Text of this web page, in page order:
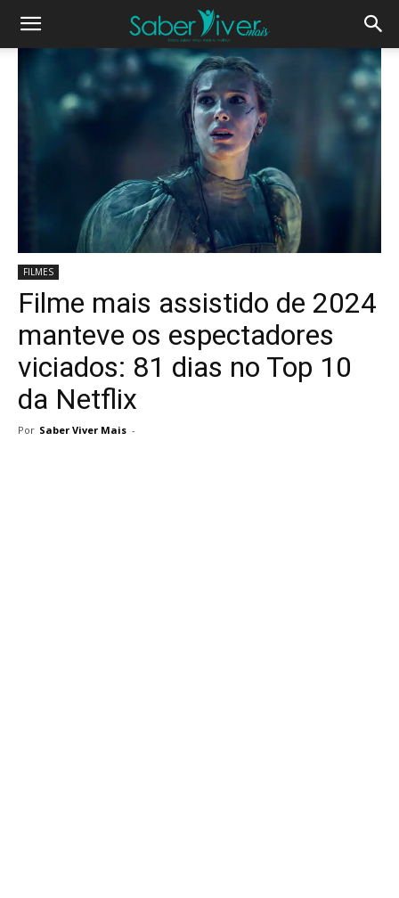
FILMES
Filme mais assistido de 2024
manteve os espectadores
viciados: 81 dias no Top 10
da Netflix
Por Saber Viver Mais -